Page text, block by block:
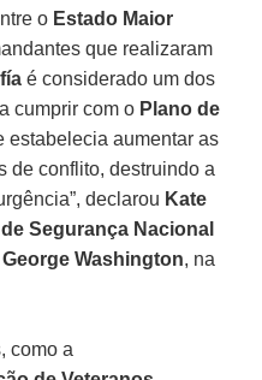
o Estado Maior
que realizaram
é considerado um dos
cumprir com o Plano de
estabelecia aumentar as
de conflito, destruindo a
declarou Kate
Segurança Nacional
Washington, na
como a